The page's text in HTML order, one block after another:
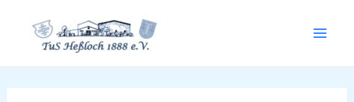
Inhalt
springen